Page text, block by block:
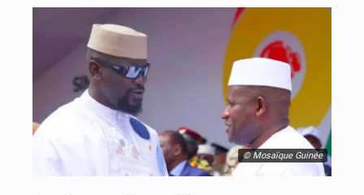
© Mosaïque Guinée